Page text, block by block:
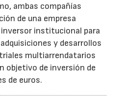
ambas compañías
de una empresa
institucional para
y desarrollos
multiarrendatarios
objetivo de inversión de
de euros.